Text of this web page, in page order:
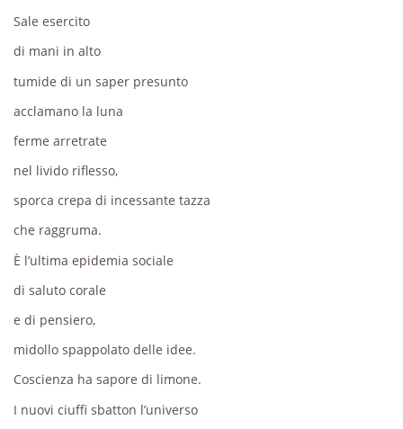
Sale esercito
di mani in alto
tumide di un saper presunto
acclamano la luna
ferme arretrate
nel livido riflesso,
sporca crepa di incessante tazza
che raggruma.
È l’ultima epidemia sociale
di saluto corale
e di pensiero,
midollo spappolato delle idee.
Coscienza ha sapore di limone.
I nuovi ciuffi sbatton l’universo